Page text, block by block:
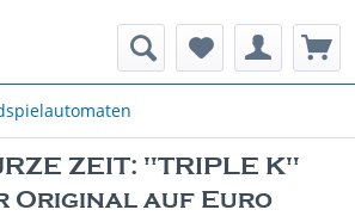
ZEIT: "TRIPLE K"
Original auf Euro